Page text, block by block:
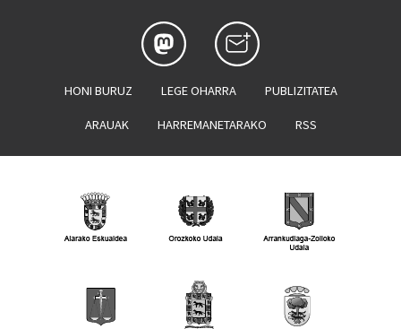
HONI BURUZ LEGE OHARRA PUBLIZITATEA
ARAUAK HARREMANETARAKO RSS